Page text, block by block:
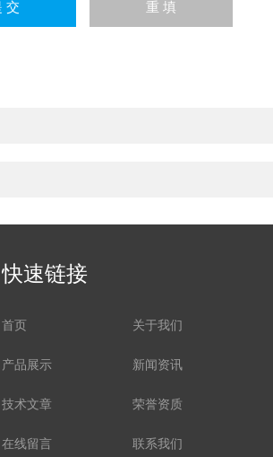
快速链接
首页 关于我们
产品展示 新闻资讯
技术文章 荣誉资质
在线留言 联系我们